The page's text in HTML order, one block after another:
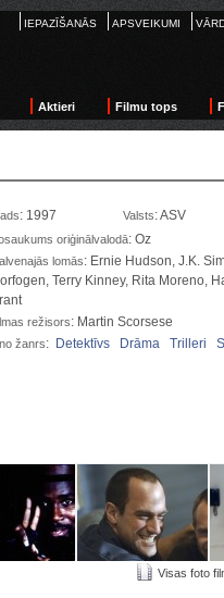
IEPAZĪŠANĀS APSVEIKUMI
Aktieri Filmu tops
: 1997 Valsts: ASV
oriģinālvalodā: Oz
lomās: Ernie Hudson, J.K.
Terry Kinney, Rita Moreno,
režisors: Martin Scorsese
žanrs: Detektīvs Drāma Trilleri
Visas foto